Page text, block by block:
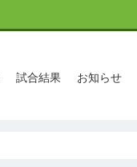
試合結果 お知らせ